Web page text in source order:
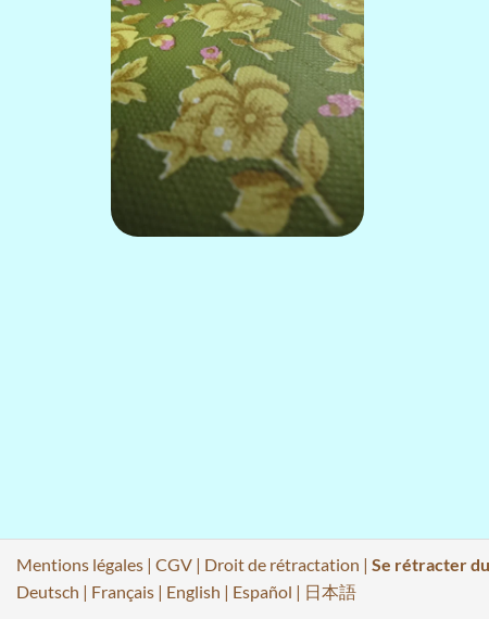
Mentions légales | CGV | Droit de rétractation | Se rétracter
Deutsch | Français | English | Español | 日本語